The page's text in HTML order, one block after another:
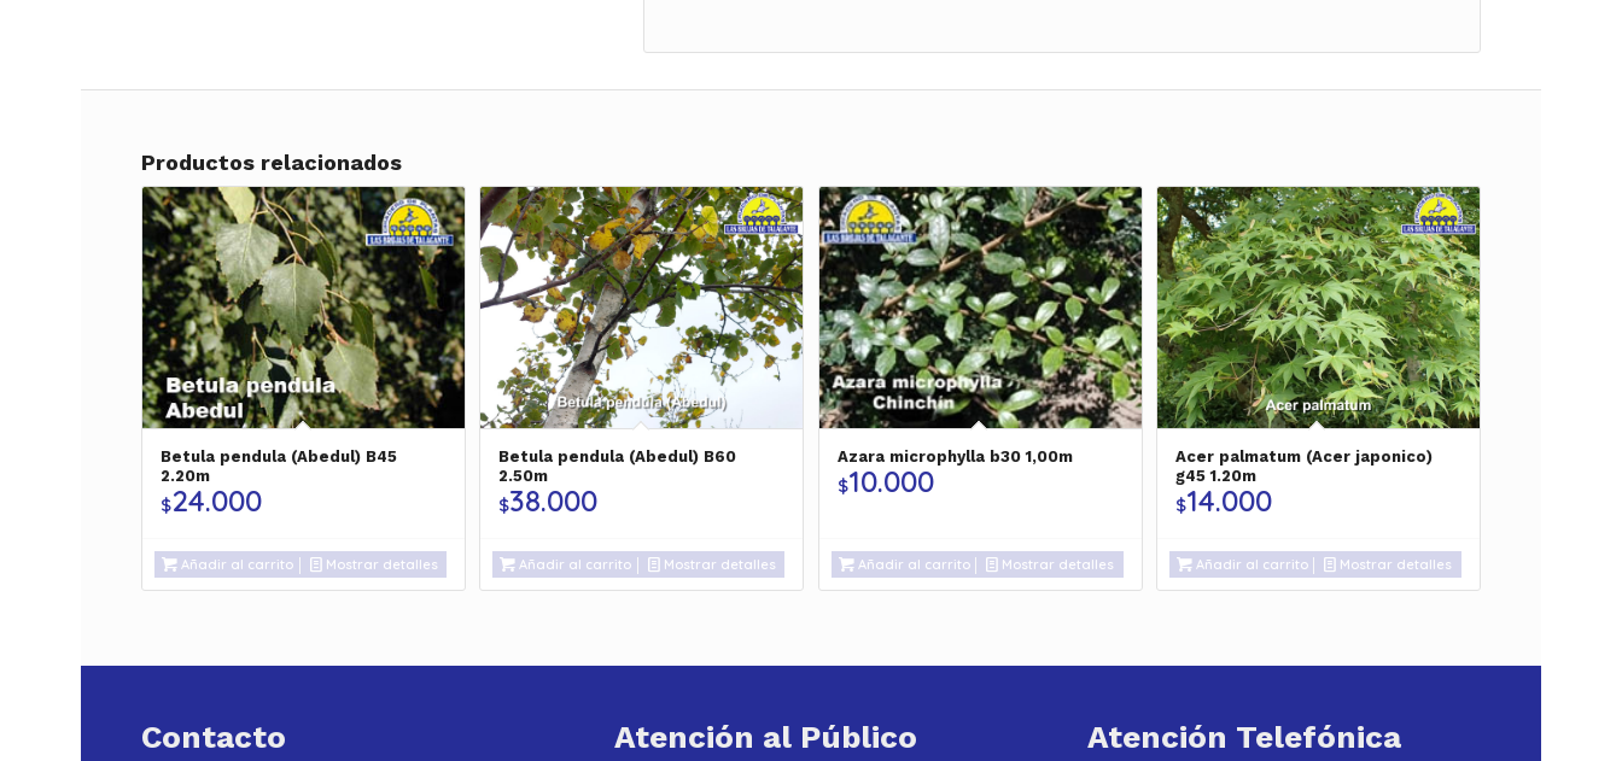
Productos relacionados
Betula pendula (Abedul) B45
2.20m
$24.000
Añadir al carrito Mostrar detalles
Betula pendula (Abedul) B60
2.50m
$38.000
Añadir al carrito Mostrar detalles
Azara microphylla b30 1,00m
$10.000
Añadir al carrito Mostrar detalles
Acer palmatum (Acer japonico)
g45 1.20m
$14.000
Añadir al carrito Mostrar detalles
Contacto Atención al Público Atención Telefónica